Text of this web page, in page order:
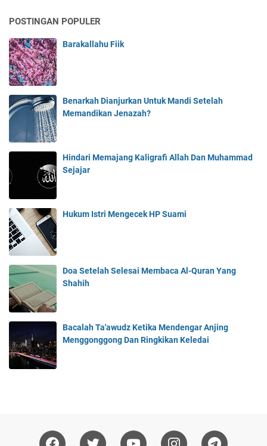
POSTINGAN POPULER
Barakallahu Fiik
Benarkah Dianjurkan Untuk Mandi Setelah
Memandikan Jenazah?
Hindari Memajang Kaligrafi Allah Dan Muhammad
Sejajar
Hukum Istri Mengecek HP Suami
Doa Setelah Selesai Membaca Al-Quran Yang
Shahih
Bacalah Ta'awudz Ketika Mendengar Anjing
Menggonggong Dan Ringkikan Keledai